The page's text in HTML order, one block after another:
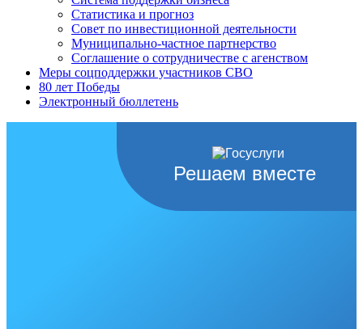
Статистика и прогноз
Совет по инвестиционной деятельности
Муниципально-частное партнерство
Соглашение о сотрудничестве с агенством
Меры соцподдержки участников СВО
80 лет Победы
Электронный бюллетень
Решаем вместе